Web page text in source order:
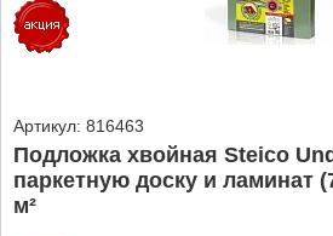
Артикул: 816463
Подложка хвойная Steico
паркетную доску и ламинат
м²